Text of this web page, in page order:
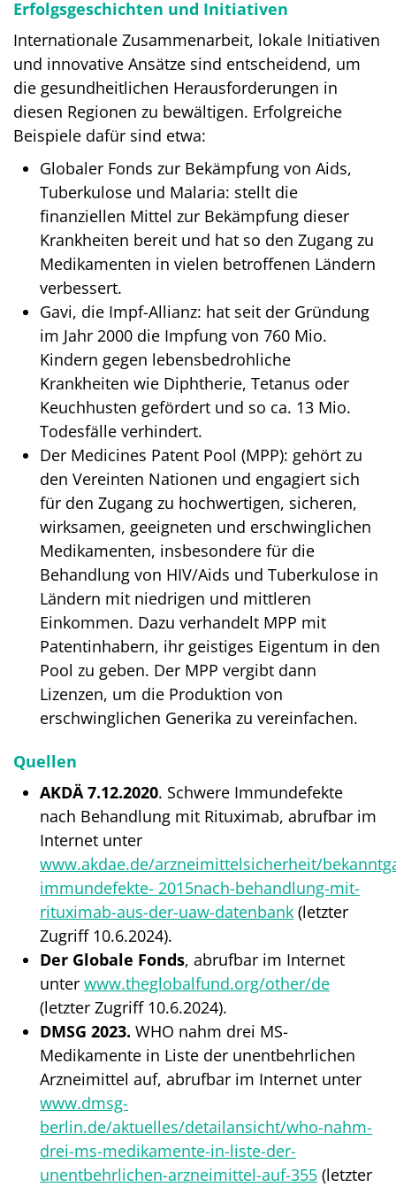
Erfolgsgeschichten und Initiativen
Internationale Zusammenarbeit, lokale Initiativen
und innovative Ansätze sind entscheidend, um
die gesundheitlichen Herausforderungen in
diesen Regionen zu bewältigen. Erfolgreiche
Beispiele dafür sind etwa:
Globaler Fonds zur Bekämpfung von Aids,
Tuberkulose und Malaria: stellt die
finanziellen Mittel zur Bekämpfung dieser
Krankheiten bereit und hat so den Zugang zu
Medikamenten in vielen betroffenen Ländern
verbessert.
Gavi, die Impf-Allianz: hat seit der Gründung
im Jahr 2000 die Impfung von 760 Mio.
Kindern gegen lebensbedrohliche
Krankheiten wie Diphtherie, Tetanus oder
Keuchhusten gefördert und so ca. 13 Mio.
Todesfälle verhindert.
Der Medicines Patent Pool (MPP): gehört zu
den Vereinten Nationen und engagiert sich
für den Zugang zu hochwertigen, sicheren,
wirksamen, geeigneten und erschwinglichen
Medikamenten, insbesondere für die
Behandlung von HIV/Aids und Tuberkulose in
Ländern mit niedrigen und mittleren
Einkommen. Dazu verhandelt MPP mit
Patentinhabern, ihr geistiges Eigentum in den
Pool zu geben. Der MPP vergibt dann
Lizenzen, um die Produktion von
erschwinglichen Generika zu vereinfachen.
Quellen
AKDÄ 7.12.2020. Schwere Immundefekte
nach Behandlung mit Rituximab, abrufbar im
Internet unter
www.akdae.de/arzneimittelsicherheit/
immundefekte- 2015nach-behandlung-mit-
rituximab-aus-der-uaw-datenbank (letzter
Zugriff 10.6.2024).
Der Globale Fonds, abrufbar im Internet
unter www.theglobalfund.org/other/de
(letzter Zugriff 10.6.2024).
DMSG 2023. WHO nahm drei MS-
Medikamente in Liste der unentbehrlichen
Arzneimittel auf, abrufbar im Internet unter
www.dmsg-
berlin.de/aktuelles/detailansicht/who-nahm-
drei-ms-medikamente-in-liste-der-
unentbehrlichen-arzneimittel-auf-355 (letzter